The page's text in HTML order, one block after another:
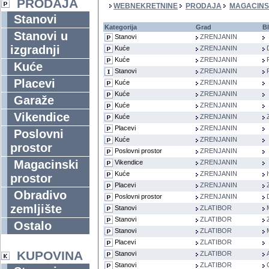
PRODAJA
Stanovi
Stanovi u
izgradnji
Kuće
Placevi
Garaže
Vikendice
Poslovni
prostor
Magacinski
prostor
Obradivo
zemljište
Ostalo
KUPOVINA
WEBNEKRETNINE PRODAJA
Kategorija Grad
Stanovi
ZRENJANIN
Kuće
ZRENJANIN
Kuće
ZRENJANIN
Stanovi
ZRENJANIN
Kuće
ZRENJANIN
Kuće
ZRENJANIN
Kuće
ZRENJANIN
Kuće
ZRENJANIN
Placevi
ZRENJANIN
Kuće
ZRENJANIN
Poslovni prostor
ZRENJANIN
Vikendice
ZRENJANIN
Kuće
ZRENJANIN
Placevi
ZRENJANIN
Poslovni prostor
ZRENJANIN
Stanovi
ZLATIBOR
Stanovi
ZLATIBOR
Stanovi
ZLATIBOR
Placevi
ZLATIBOR
Stanovi
ZLATIBOR
Stanovi
ZLATIBOR